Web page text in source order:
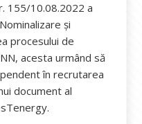
155/10.08.2022 a
și
procesului de
acesta urmând să
în recrutarea
document al